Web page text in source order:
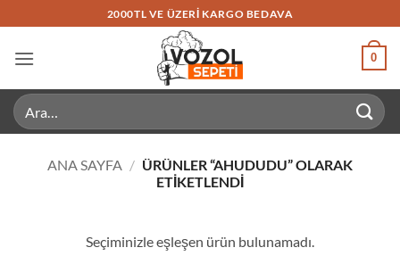
atla
2000TL VE ÜZERI KARGO BEDAVA
0
Ara:
ANA SAYFA / ÜRÜNLER “AHUDUDU” OLARAK
ETIKETLENDI
Seçiminizle eşleşen ürün bulunamadı.